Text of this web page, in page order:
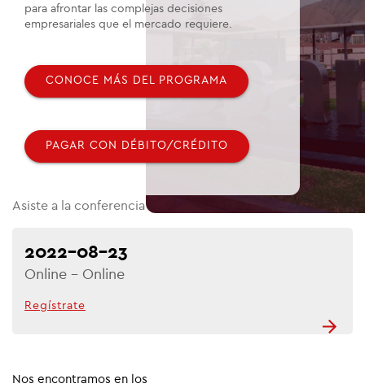
para afrontar las complejas decisiones
empresariales que el mercado requiere.
CONOCE MÁS DEL PROGRAMA
PAGAR CON DÉBITO/CRÉDITO
Asiste a la conferencia informativa
2022-08-23
Online - Online
Regístrate
Nos encontramos en los